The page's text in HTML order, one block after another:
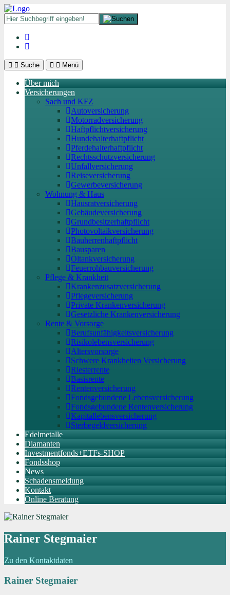
Suche Menü
Über mich
Versicherungen
Sach und KFZ
Autoversicherung
Motorradversicherung
Haftpflichtversicherung
Hundehalterhaftpflicht
Pferdehalterhaftpflicht
Rechtsschutzversicherung
Unfallversicherung
Reiseversicherung
Gewerbeversicherung
Wohnung & Haus
Hausratversicherung
Gebäudeversicherung
Grundbesitzerhaftpflicht
Photovoltaikversicherung
Bauherrenhaftpflicht
Bausparen
Öltankversicherung
Feuerrohbauversicherung
Pflege & Krankheit
Krankenzusatzversicherung
Pflegeversicherung
Private Krankenversicherung
Gesetzliche Krankenversicherung
Rente & Vorsorge
Berufs­unfähigkeitsversicherung
Risikolebensversicherung
Altersvorsorge
Schwere Krankheiten Versicherung
Riesterrente
Basisrente
Rentenversicherung
Fondsgebundene Lebensversicherung
Fondsgebundene Rentenversicherung
Kapitallebensversicherung
Sterbegeldversicherung
Edelmetalle
Diamanten
Investmentfonds+ETFs-SHOP
Fondsshop
News
Schadensmeldung
Kontakt
Online Beratung
Rainer Stegmaier
Zu den Kontaktdaten
Rainer Stegmaier